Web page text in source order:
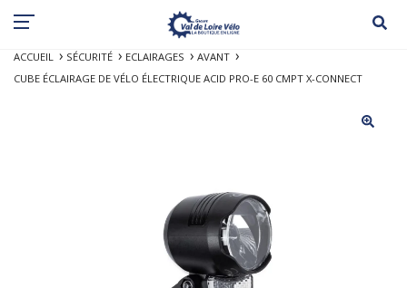
ACCUEIL SÉCURITÉ ECLAIRAGES
AVANT
CUBE ÉCLAIRAGE DE VÉLO ÉLECTRIQUE ACID PRO-E 60 CMPT X-CONNECT